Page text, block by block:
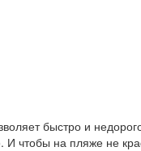
быстро и
И чтобы на пляже не